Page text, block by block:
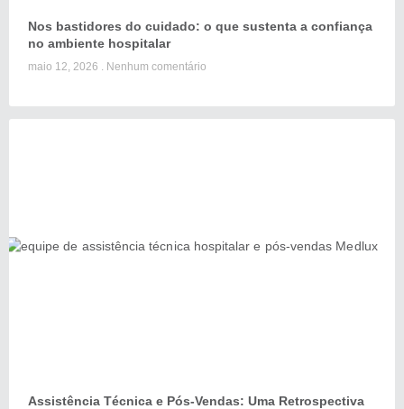
Nos bastidores do cuidado: o que sustenta a confiança
no ambiente hospitalar
maio 12, 2026 Nenhum comentário
Assistência Técnica e Pós-Vendas: Uma Retrospectiva